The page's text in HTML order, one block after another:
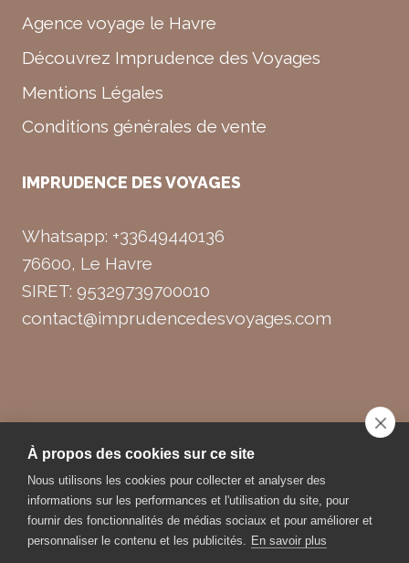
Agence voyage le Havre
Découvrez Imprudence des Voyages
Mentions Légales
Conditions générales de vente
IMPRUDENCE DES VOYAGES
Whatsapp: +33649440136
76600, Le Havre
SIRET: 95329739700010
contact@imprudencedesvoyages.com
Création de Flex Media
À propos des cookies sur ce site
Nous utilisons les cookies pour collecter et analyser des
informations sur les performances et l'utilisation du site, pour
fournir des fonctionnalités de médias sociaux et pour améliorer et
personnaliser le contenu et les publicités. En savoir plus